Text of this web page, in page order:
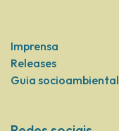
Imprensa
Releases
Guia socioambiental